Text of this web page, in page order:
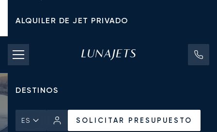
ALQUILER DE JET PRIVADO
TARIFAS DE CHÁRTER
JETS PRIVADOS
DESTINOS
ES SOLICITAR PRESUPUESTO